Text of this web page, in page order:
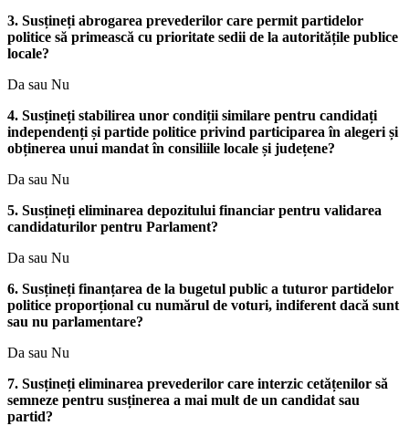
3. Susțineți abrogarea prevederilor care permit partidelor
politice să primească cu prioritate sedii de la autoritățile publice
locale?
Da sau Nu
4. Susțineți stabilirea unor condiții similare pentru candidați
independenți și partide politice privind participarea în alegeri și
obținerea unui mandat în consiliile locale și județene?
Da sau Nu
5. Susțineți eliminarea depozitului financiar pentru validarea
candidaturilor pentru Parlament?
Da sau Nu
6. Susțineți finanțarea de la bugetul public a tuturor partidelor
politice proporțional cu numărul de voturi, indiferent dacă sunt
sau nu parlamentare?
Da sau Nu
7. Susțineți eliminarea prevederilor care interzic cetățenilor să
semneze pentru susținerea a mai mult de un candidat sau
partid?